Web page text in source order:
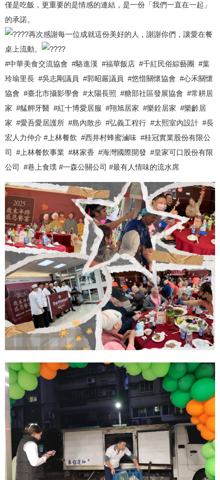
僅是吃飯，更重要的是情感的連結，是一份「我們一直在一起」
的承諾。
再次感謝每一位成就這份美好的人，謝謝你們，讓愛在餐
桌上流動。
#中華美食交流協會 #駱進漢 #福華飯店 #千紅民俗綜藝團 #葉
玲瑜里長 #吳志剛議員 #郭昭嚴議員 #悠惜關懷協會 #心禾關懷
協會 #臺北市攝影學會 #太陽長照 #糖部社區發展協會 #常耕居
家 #艋舺牙醫 #紅十博愛居服 #翔旭居家 #樂銓居家 #樂齡居
家 #愛吾愛居護所 #島內散步 #弘義工程行 #太熙室內設計 #長
宏人力仲介 #上林餐飲 #西井村蜂蜜滷味 #桂冠實業股份有限公
司 #上林餐飲事業 #林家香 #海灣國際開發 #皇家可口股份有限
公司 #巷上食璞 #一森公關公司 #最有人情味的流水席